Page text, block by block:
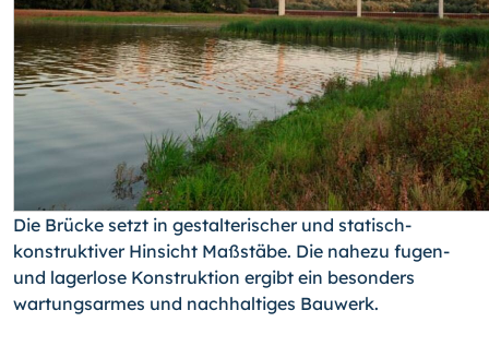
Die Brücke setzt in gestalterischer und statisch-
konstruktiver Hinsicht Maßstäbe. Die nahezu fugen-
und lagerlose Konstruktion ergibt ein besonders
wartungsarmes und nachhaltiges Bauwerk.